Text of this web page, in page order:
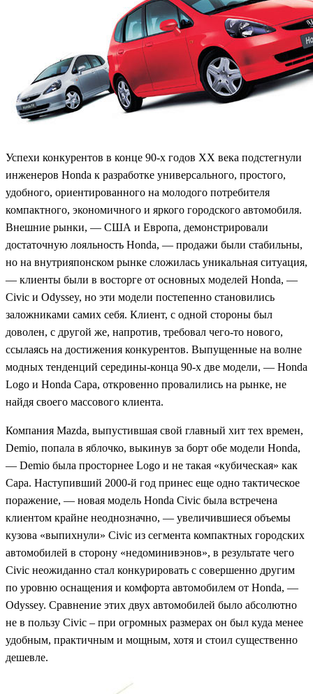
Успехи конкурентов в конце 90-х годов ХХ века подстегнули
инженеров Honda к разработке универсального, простого,
удобного, ориентированного на молодого потребителя
компактного, экономичного и яркого городского автомобиля.
Внешние рынки, — США и Европа, демонстрировали
достаточную лояльность Honda, — продажи были стабильны,
но на внутрияпонском рынке сложилась уникальная ситуация,
— клиенты были в восторге от основных моделей Honda, —
Civic и Odyssey, но эти модели постепенно становились
заложниками самих себя. Клиент, с одной стороны был
доволен, с другой же, напротив, требовал чего-то нового,
ссылаясь на достижения конкурентов. Выпущенные на волне
модных тенденций середины-конца 90-х две модели, — Honda
Logo и Honda Capa, откровенно провалились на рынке, не
найдя своего массового клиента.
Компания Mazda, выпустившая свой главный хит тех времен,
Demio, попала в яблочко, выкинув за борт обе модели Honda,
— Demio была просторнее Logo и не такая «кубическая» как
Capa. Наступивший 2000-й год принес еще одно тактическое
поражение, — новая модель Honda Civiс была встречена
клиентом крайне неоднозначно, — увеличившиеся объемы
кузова «выпихнули» Civic из сегмента компактных городских
автомобилей в сторону «недоминивэнов», в результате чего
Civic неожиданно стал конкурировать с совершенно другим
по уровню оснащения и комфорта автомобилем от Honda, —
Odyssey. Сравнение этих двух автомобилей было абсолютно
не в пользу Civic – при огромных размерах он был куда менее
удобным, практичным и мощным, хотя и стоил существенно
дешевле.